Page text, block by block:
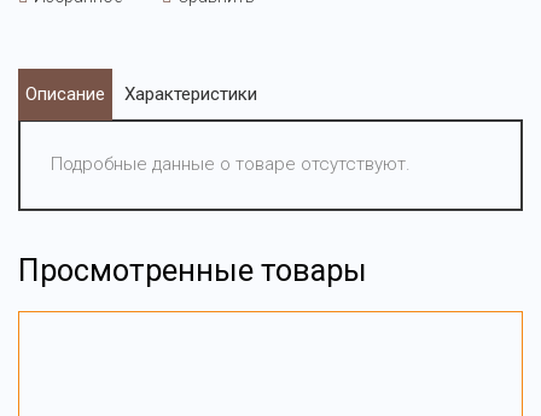
Описание Характеристики
Подробные данные о товаре отсутствуют.
Просмотренные товары